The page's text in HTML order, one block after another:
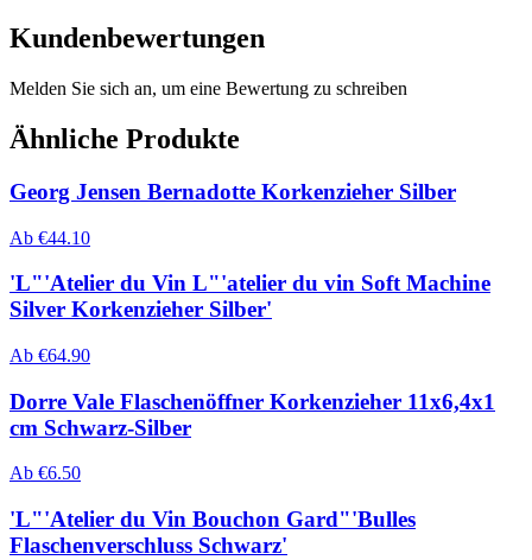
Kundenbewertungen
Melden Sie sich an, um eine Bewertung zu schreiben
Ähnliche Produkte
Georg Jensen Bernadotte Korkenzieher Silber
Ab €44.10
'L"'Atelier du Vin L"'atelier du vin Soft Machine
Silver Korkenzieher Silber'
Ab €64.90
Dorre Vale Flaschenöffner Korkenzieher 11x6,4x1
cm Schwarz-Silber
Ab €6.50
'L"'Atelier du Vin Bouchon Gard"'Bulles
Flaschenverschluss Schwarz'